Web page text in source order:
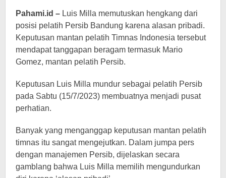
Pahami.id – Luis Milla memutuskan hengkang dari
posisi pelatih Persib Bandung karena alasan pribadi.
Keputusan mantan pelatih Timnas Indonesia tersebut
mendapat tanggapan beragam termasuk Mario
Gomez, mantan pelatih Persib.
Keputusan Luis Milla mundur sebagai pelatih Persib
pada Sabtu (15/7/2023) membuatnya menjadi pusat
perhatian.
Banyak yang menganggap keputusan mantan pelatih
timnas itu sangat mengejutkan. Dalam jumpa pers
dengan manajemen Persib, dijelaskan secara
gamblang bahwa Luis Milla memilih mengundurkan